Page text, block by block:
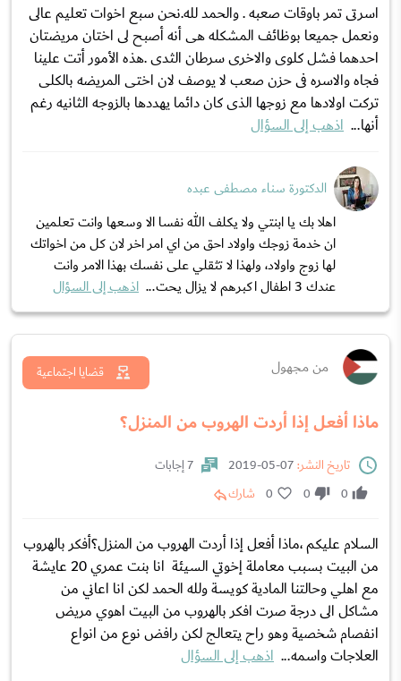
اسرتى تمر باوقات صعبه . والحمد لله.نحن سبع اخوات تعليم عالى
ونعمل جميعا بوظائف المشكله هى أنه أصبح لى اختان مريضتان
احدهما فشل كلوى والاخرى سرطان الثدى .هذه الأمور أتت علينا
فجاه والاسره فى حزن صعب لا يوصف لان اختى المريضه بالكلى
تركت اولادها مع زوجها الذى كان دائما يهددها بالزوجه الثانيه رغم
أنها... اذهب إلى السؤال
الدكتورة سناء مصطفى عبده
اهلا بك يا ابنتي ولا يكلف الله نفسا الا وسعها وانت تعلمين
ان خدمة زوجك واولاد احق من اي امر اخر لان كل من اخواتك
لها زوج واولاد، ولهذا لا تثقلي على نفسك بهذا الامر وانت
عندك 3 اطفال اكبرهم لا يزال يحت...
اذهب إلى السؤال
من مجهول
ماذا أفعل إذا أردت الهروب من المنزل؟
قضايا اجتماعية
تاريخ النشر:
7 إجابات
0
0
0 شارك
السلام عليكم ،ماذا أفعل إذا أردت الهروب من المنزل؟أفكر بالهروب
من البيت بسبب معاملة إخوتي السيئة انا بنت عمري 20 عايشة
مع اهلي وحالتنا المادية كويسة ولله الحمد لكن انا اعاني من
مشاكل الى درجة صرت افكر بالهروب من البيت اهوي مريض
انفصام شخصية وهو راح يتعالج لكن رافض نوع من انواع
العلاجات واسمه... اذهب إلى السؤال